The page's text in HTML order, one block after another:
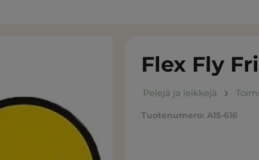
Flex Fly
Pelejä ja leikkejä
Tuotenumero: A15-616